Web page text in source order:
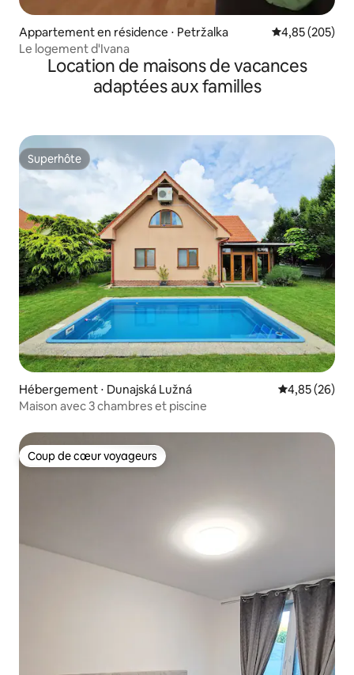
Appartement en résidence ⋅ Petržalka Évaluation
4,85 (205)
Le logement d'Ivana
Location de maisons de vacances
adaptées aux familles
Superhôte
Superhôte
Hébergement ⋅ Dunajská Lužná Évaluation
4,85 (26)
Maison avec 3 chambres et piscine
Coup de cœur voyageurs
Coup de cœur voyageurs